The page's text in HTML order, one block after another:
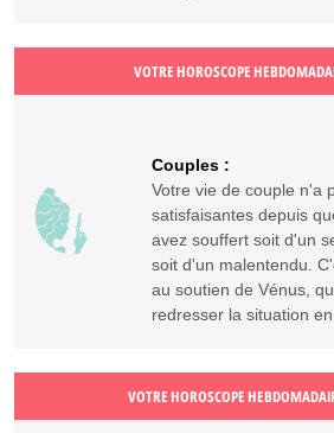
VOTRE HOROSCOPE
Couples :
Votre vie de couple n'a
satisfaisantes depuis
avez souffert soit d'un
soit d'un malentendu.
au soutien de Vénus,
redresser la situation
VOTRE HOROSCOPE